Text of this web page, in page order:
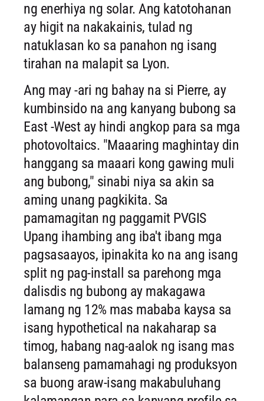
ng enerhiya ng solar. Ang katotohanan
ay higit na nakakainis, tulad ng
natuklasan ko sa panahon ng isang
tirahan na malapit sa Lyon.
Ang may -ari ng bahay na si Pierre, ay
kumbinsido na ang kanyang bubong sa
East -West ay hindi angkop para sa mga
photovoltaics. "Maaaring maghintay din
hanggang sa maaari kong gawing muli
ang bubong," sinabi niya sa akin sa
aming unang pagkikita. Sa
pamamagitan ng paggamit PVGIS
Upang ihambing ang iba't ibang mga
pagsasaayos, ipinakita ko na ang isang
split ng pag-install sa parehong mga
dalisdis ng bubong ay makagawa
lamang ng 12% mas mababa kaysa sa
isang hypothetical na nakaharap sa
timog, habang nag-aalok ng isang mas
balanseng pamamahagi ng produksyon
sa buong araw-isang makabuluhang